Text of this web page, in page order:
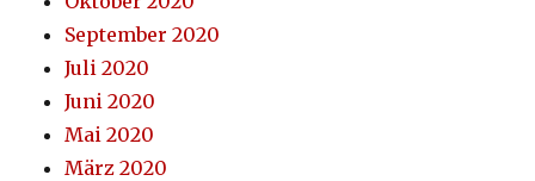
September 2020
Juli 2020
Juni 2020
Mai 2020
März 2020